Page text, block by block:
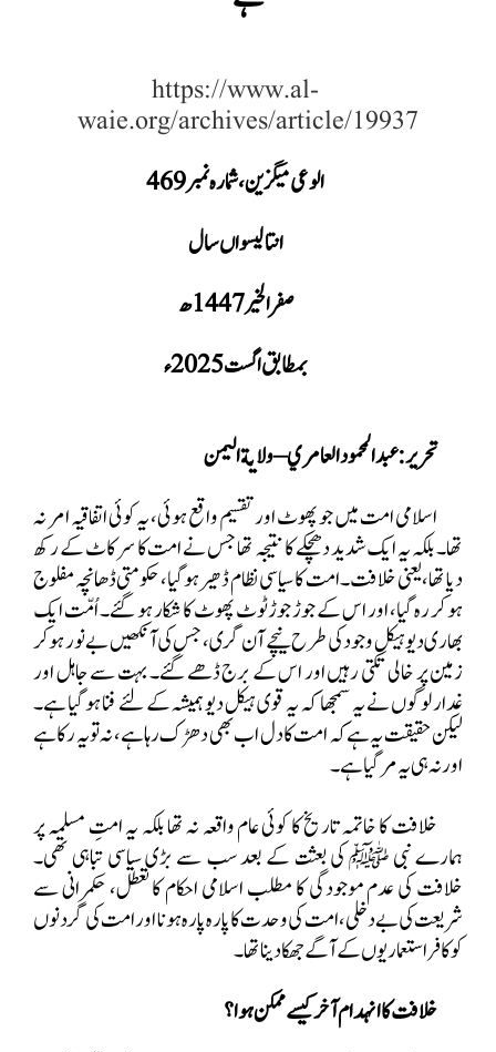
https://www.al-
waie.org/archives/article/19937
الوعی میگزین، شمارہ نمبر 469
انتالیسواں سال
صفر الخیر 1447ھ
بمطابق اگست 2025ء
تحریر : عبد المحمود العامري – ولاية اليمن
اسلامی امت میں جو پھوٹ اور تقسیم واقع ہوئی، یہ کوئی اتفاقیہ امر نہ
تھا۔ بلکہ یہ ایک شدید دھچکے کا نتیجہ تھا جس نے امت کا سر کاٹ کے رکھ
دیا تھا، یعنی خلافت۔ امت کا سیاسی نظام ڈھیر ہو گیا، حکومتی ڈھانچہ مفلوج
ہو کر رہ گیا، اور اس کے جوڑ جوڑ ٹوٹ پھوٹ کا شکار ہوگئے۔ اُمّت ایک
بھاری دیوہیکل وجودکی طرح نیچے آن گری ، جس کی آنکھیں بے نور ہو کر
زمین پر خالی تکتی رہیں اور اس کے برج ڈھے گئے۔ بہت سے جاہل اور
غدار لوگوں نے یہ سمجھا کہ یہ قوی ہیکل دیو ہمیشہ کے لئے فنا ہو گیا ہے۔
لیکن حقیقت یہ ہے کہ امت کا دل اب بھی دھڑک رہا ہے، نہ تو یہ رکا ہے
اور نہ ہی یہ مر گیا ہے۔
خلافت کا خاتمہ تاریخ کا کوئی عام واقعہ نہ تھا بلکہ یہ امتِ مسلمہ پر
ہمارے نبی ﷺ کی بعثت کے بعد سب سے بڑی سیاسی تباہی تھی۔
خلافت کی عدم موجودگی کا مطلب اسلامی احکام کا تعطل، حکمرانی سے
شریعت کی بےدخلی، امت کی وحدت کا پارہ پارہ ہونا اور امت کی گردنوں
کو کافر استعماریوں کے آگے جھکادینا تھا۔
خلافت کا انہدام آخر کیسے ممکنہوا؟